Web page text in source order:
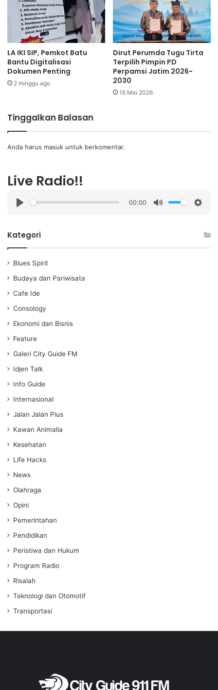
LA IKI SIP, Pemkot Batu
Bantu Digitalisasi
Dokumen Penting
2 minggu ago
Dirut Perumda Tugu Tirta
Terpilih Pimpin PD
Perpamsi Jatim 2026-
2030
16 Mei 2026
Tinggalkan Balasan
Anda harus masuk untuk berkomentar.
Live Radio!!
a
00:00
Kategori
Blues Spirit
Budaya dan Pariwisata
Cafe Ide
Consology
Ekonomi dan Bisnis
Feature
Galeri City Guide FM
Idjen Talk
Info Guide
Internasional
Jalan Jalan Plus
Kawan Animalia
Kesehatan
Life Hacks
News
Olahraga
Opini
Pemerintahan
Pendidikan
Peristiwa dan Hukum
Program Radio
Risalah
Teknologi dan Otomotif
Transportasi